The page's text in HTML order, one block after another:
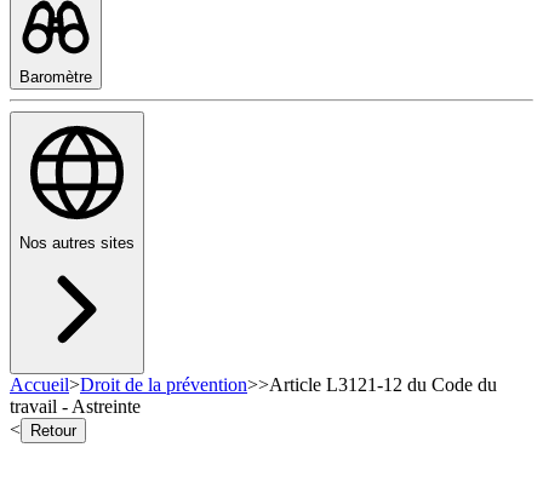
Baromètre
Nos autres sites
Accueil>Droit de la prévention>>Article L3121-12 du Code du
travail - Astreinte
<
Retour